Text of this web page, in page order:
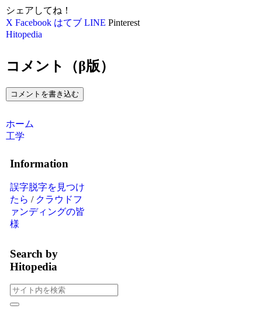
シェアしてね！
X Facebook はてブ LINE Pinterest
Hitopedia
コメント（β版）
コメントを書き込む
ホーム
工学
Information
誤字脱字を見つけ
たら / クラウドフ
ァンディングの皆
様
Search by
Hitopedia